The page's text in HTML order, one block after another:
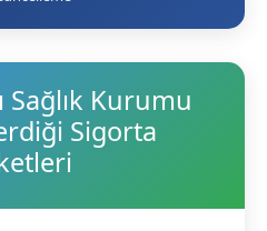
Sağlık Kurumu
Sigorta